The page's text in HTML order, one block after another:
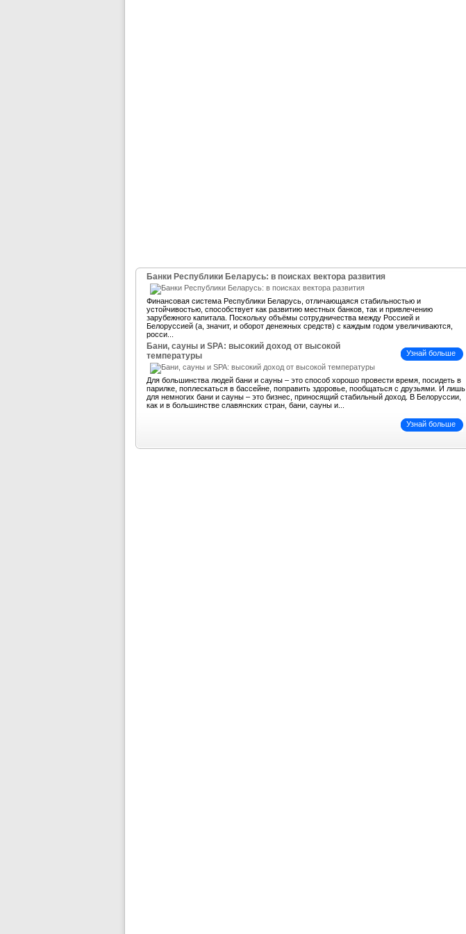
Банки Республики Беларусь: в поисках вектора развития
Финансовая система Республики Беларусь, отличающаяся стабильностью и
устойчивостью, способствует как развитию местных банков, так и привлечению
зарубежного капитала. Поскольку объёмы сотрудничества между Россией и
Белоруссией (а, значит, и оборот денежных средств) с каждым годом увеличиваются,
росси...
Узнай больше
Бани, сауны и SPA: высокий доход от высокой
температуры
Для большинства людей бани и сауны – это способ хорошо провести время, посидеть в
парилке, поплескаться в бассейне, поправить здоровье, пообщаться с друзьями. И лишь
для немногих бани и сауны – это бизнес, приносящий стабильный доход. В Белоруссии,
как и в большинстве славянских стран, бани, сауны и...
Узнай больше